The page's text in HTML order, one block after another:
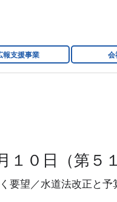
報支援事業
０日（第５
要望／水道法改正と予